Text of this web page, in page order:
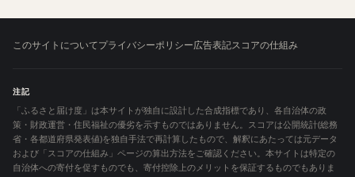
このサイトについてプライバシーポリシー広告表記スコアの仕組み
注記
「ふるさと届け度」は本サイトが独自に設計した合成指標であり、各自治体の政
策・財政運営・住民福祉の優劣を示すものではありません。スコアは公開統計(総務
省・各都道府県発表値)を独自手法で再計算したもので、解釈にあたっては元データ
および「スコアの仕組み」ページの算出方法をご確認ください。本サイトは特定の
自治体への寄付を促すものでも、寄付控除上のメリットを保証するものでもありま